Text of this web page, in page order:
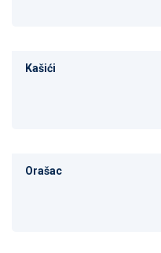
Kašići
Orašac